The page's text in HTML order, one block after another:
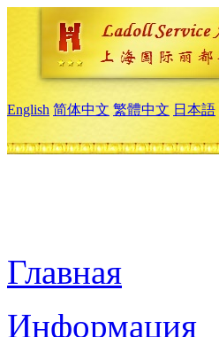
English 简体中文 繁體中文 日本語
Главная
Информация